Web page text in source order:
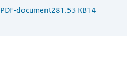
PDF-document281.53 KB14